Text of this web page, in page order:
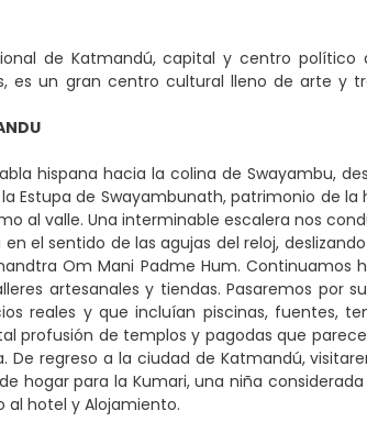
de Katmandú, capital y centro
es un gran centro cultural lleno de arte y
hispana hacia la colina de Swayambu,
Estupa de Swayambunath, patrimonio de
al valle. Una interminable escalera nos
en el sentido de las agujas del reloj,
Om Mani Padme Hum. Continuamos
artesanales y tiendas. Pasaremos por
reales y que incluían piscinas, fuentes,
profusión de templos y pagodas que
De regreso a la ciudad de Katmandú,
hogar para la Kumari, una niña
al hotel y Alojamiento.